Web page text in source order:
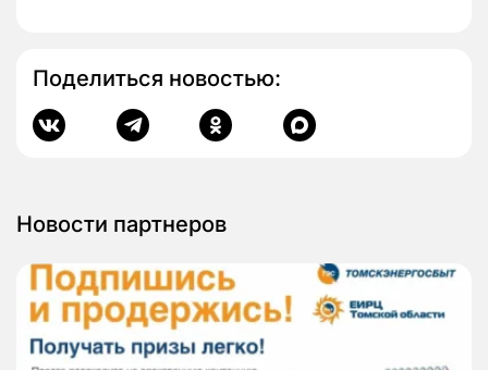
Поделиться новостью:
Новости партнеров